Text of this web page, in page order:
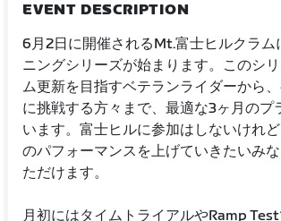
EVENT DESCRIPTION
6月2日に開催されるMt.富士ヒルクラム
ニングシリーズが始まります。このシ
ム更新を目指すベテランライダーから
に挑戦する方々まで、最適な3ヶ月のプ
います。富士ヒルに参加はしないけれ
のパフォーマンスを上げていきたいみ
ただけます。
月初にはタイムトライアルやRamp